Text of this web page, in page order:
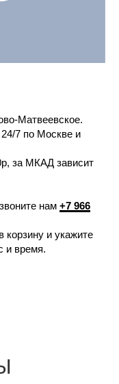
Матвеевское.
7 по Москве и
за МКАД зависит
нам +7 966
корзину и укажите
и время.